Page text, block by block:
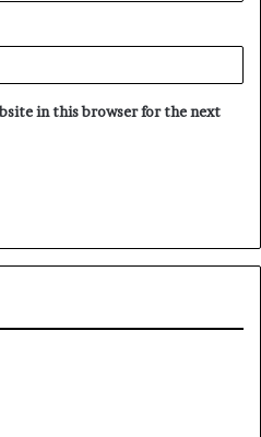
in this browser for the next